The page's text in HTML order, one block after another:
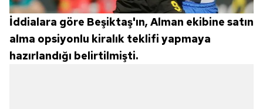
İddialara göre Beşiktaş'ın, Alman ekibine satın
alma opsiyonlu kiralık teklifi yapmaya
hazırlandığı belirtilmişti.